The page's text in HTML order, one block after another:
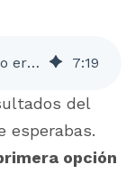
Mis resultados del ECOEMS no eran los esperados: ¿qué hacer ahora? 7:19
del
esperabas.
opción